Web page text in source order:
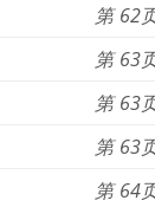
62
63
63
63
64